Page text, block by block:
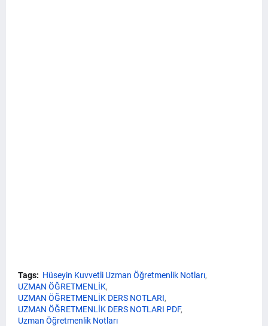
Tags: Hüseyin Kuvvetli Uzman Öğretmenlik Notları
UZMAN ÖĞRETMENLİK
UZMAN ÖĞRETMENLİK DERS NOTLARI
UZMAN ÖĞRETMENLİK DERS NOTLARI PDF
Uzman Öğretmenlik Notları